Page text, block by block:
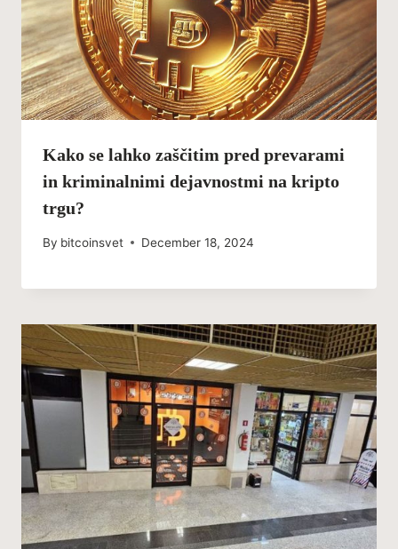
Kako se lahko zaščitim pred prevarami
in kriminalnimi dejavnostmi na kripto
trgu?
By bitcoinsvet December 18, 2024